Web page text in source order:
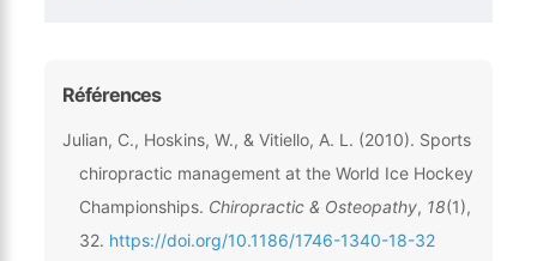
Références
Julian, C., Hoskins, W., & Vitiello, A. L. (2010). Sports
chiropractic management at the World Ice Hockey
Championships. Chiropractic & Osteopathy, 18(1),
32. https://doi.org/10.1186/1746-1340-18-32